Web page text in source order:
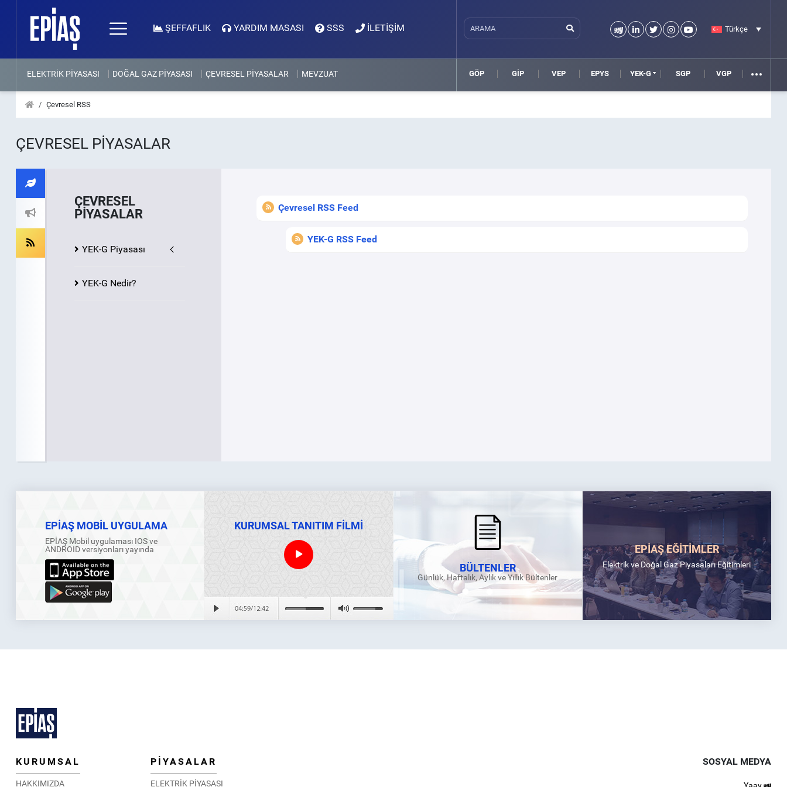
ŞEFFAFLIK YARDIM MASASI SSS İLETİŞİM Türkçe
ELEKTRİK PİYASASI DOĞAL GAZ PİYASASI ÇEVRESEL PİYASALAR MEVZUAT GÖP GİP VEP EPYS YEK-G SGP VGP
Çevresel RSS
ÇEVRESEL PİYASALAR
ÇEVRESEL
PİYASALAR
YEK-G Piyasası
YEK-G Nedir?
Çevresel RSS Feed
YEK-G RSS Feed
EPİAŞ MOBİL UYGULAMA
EPİAŞ Mobil uygulaması IOS ve
ANDROID versiyonları yayında
KURUMSAL TANITIM FİLMİ
BÜLTENLER
Günlük, Haftalık, Aylık ve Yıllık Bültenler
EPİAŞ EĞİTİMLER
Elektrik ve Doğal Gaz Piyasaları Eğitimleri
KURUMSAL
HAKKIMIZDA
PİYASALAR
ELEKTRİK PİYASASI
SOSYAL MEDYA